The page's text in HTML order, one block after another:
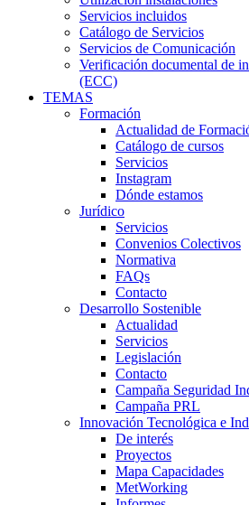
Servicios incluidos
Catálogo de Servicios
Servicios de Comunicación
Verificación documental de
(ECC)
TEMAS
Formación
Actualidad de
Catálogo de cursos
Servicios
Instagram
Dónde estamos
Jurídico
Servicios
Convenios Colectivos
Normativa
FAQs
Contacto
Desarrollo Sostenible
Actualidad
Servicios
Legislación
Contacto
Campaña Seguridad
Campaña PRL
Innovación Tecnológica e
De interés
Proyectos
Mapa Capacidades
MetWorking